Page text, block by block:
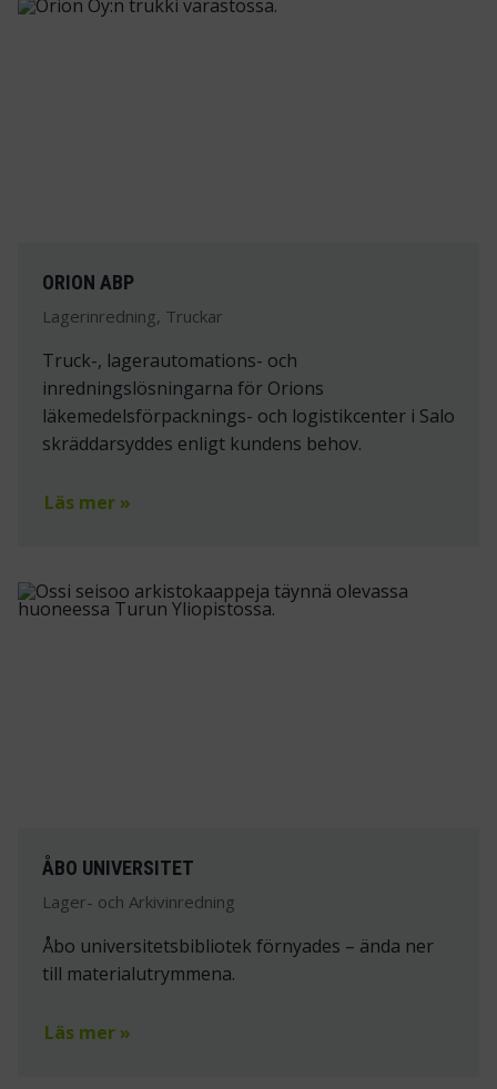
ORION ABP
Lagerinredning, Truckar
Truck-, lagerautomations- och
inredningslösningarna för Orions
läkemedelsförpacknings- och logistikcenter i Salo
skräddarsyddes enligt kundens behov.
Läs mer »
ÅBO UNIVERSITET
Lager- och Arkivinredning
Åbo universitetsbibliotek förnyades – ända ner
till materialutrymmena.
Läs mer »